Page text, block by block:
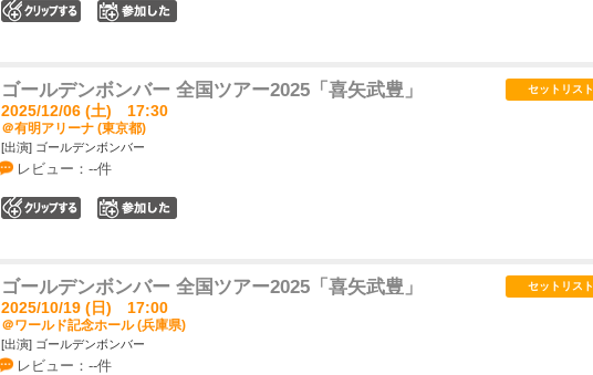
ゴールデンボンバー 全国ツアー2025「喜矢武豊」
2025/12/06 (土) 17:30
＠有明アリーナ (東京都)
[出演] ゴールデンボンバー
レビュー：--件
セットリスト
ゴールデンボンバー 全国ツアー2025「喜矢武豊」
2025/10/19 (日) 17:00
＠ワールド記念ホール (兵庫県)
[出演] ゴールデンボンバー
レビュー：--件
セットリスト